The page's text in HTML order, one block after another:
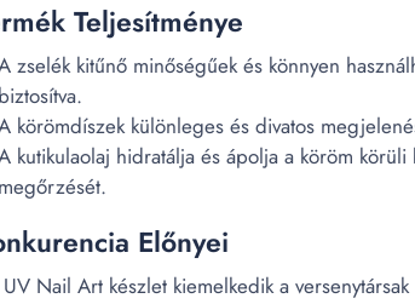
Teljesítménye
zselék kitűnő minőségűek és könnyen
biztosítva.
körömdíszek különleges és divatos
kutikulaolaj hidratálja és ápolja a köröm
megőrzését.
Előnyei
Nail Art készlet kiemelkedik a